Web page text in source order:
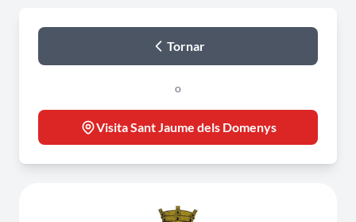
Tornar
o
Visita Sant Jaume dels Domenys